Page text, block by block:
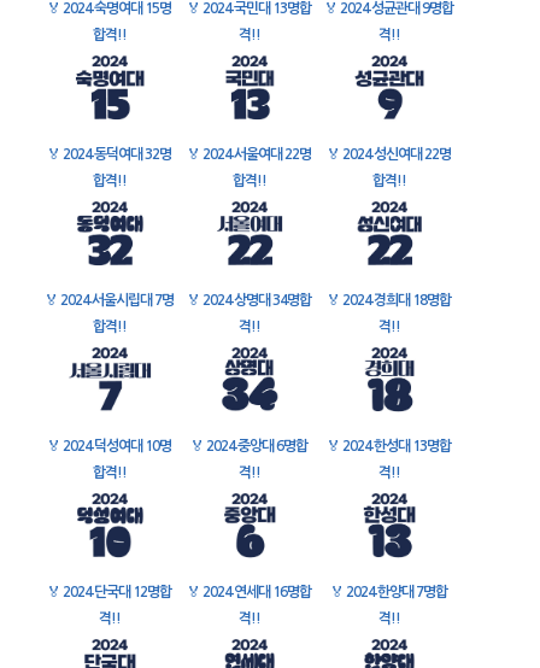
🏅 2024 숙명여대 15명
합격!!
🏅 2024 국민대 13명합
격!!
🏅 2024 성균관대 9명합
격!!
🏅 2024 동덕여대 32명
합격!!
🏅 2024 서울여대 22명
합격!!
🏅 2024 성신여대 22명
합격!!
🏅 2024 서울시립대 7명
합격!!
🏅 2024 상명대 34명합
격!!
🏅 2024 경희대 18명합
격!!
🏅 2024 덕성여대 10명
합격!!
🏅 2024 중앙대 6명합
격!!
🏅 2024 한성대 13명합
격!!
🏅 2024 단국대 12명합
격!!
🏅 2024 연세대 16명합
격!!
🏅 2024 한양대 7명합
격!!